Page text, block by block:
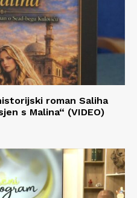
roman Saliha
s Malina“ (VIDEO)